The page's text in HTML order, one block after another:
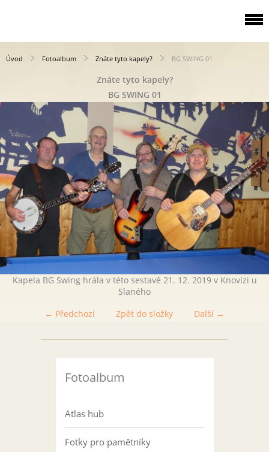
Úvod Fotoalbum Znáte tyto kapely? BG SWING 01
Znáte tyto kapely?
BG SWING 01
Kapela BG Swing hrála v této sestavě 21. 12. 2019 v Knovízi u
Slaného
← Předchozí
Další →
Zpět do složky
Fotoalbum
Atlas hub
Fotky pro pamětníky